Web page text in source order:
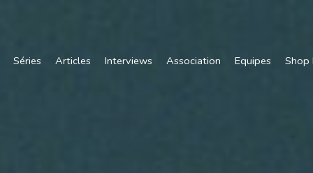
Séries Articles Interviews Association Equipes Shop